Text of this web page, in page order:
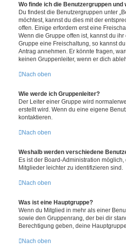
Wo finde ich die Benutzergruppen und
Du findest die Benutzergruppen unter
möchtest, kannst du dies mit der
offen. Einige erfordern erst eine
Wenn die Gruppe offen ist, kannst du
Gruppe eine Freischaltung, so kannst
Antrag annehmen. Er könnte fragen,
keinen Gruppenleiter, wenn er dich
Nach oben
Wie werde ich Gruppenleiter?
Der Leiter einer Gruppe wird
erstellt wird. Wenn du eine eigene
kontaktieren.
Nach oben
Weshalb werden verschiedene
Es ist der Board-Administration
Mitglieder leichter zu identifizieren sind.
Nach oben
Was ist eine Hauptgruppe?
Wenn du Mitglied in mehr als einer
sowie den Gruppenrang, der bei dir
Berechtigung geben, deine
Nach oben